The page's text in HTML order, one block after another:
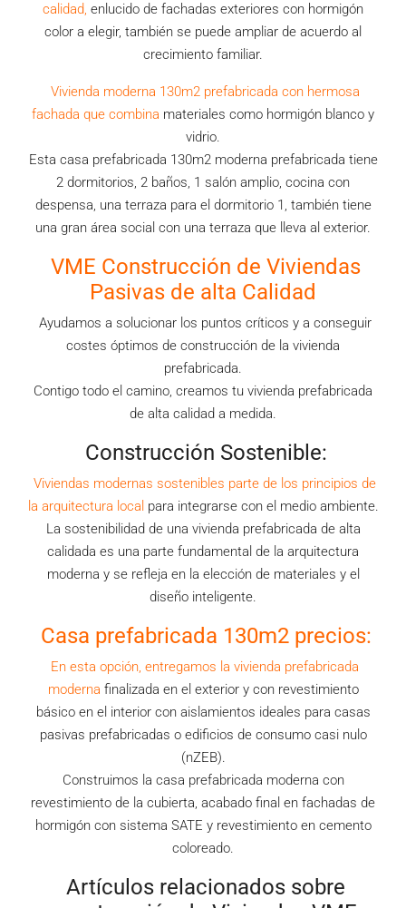
calidad, enlucido de fachadas exteriores con hormigón
color a elegir, también se puede ampliar de acuerdo al
crecimiento familiar.
Vivienda moderna 130m2 prefabricada con hermosa
fachada que combina materiales como hormigón blanco y
vidrio.
Esta casa prefabricada 130m2 moderna prefabricada tiene
2 dormitorios, 2 baños, 1 salón amplio, cocina con
despensa, una terraza para el dormitorio 1, también tiene
una gran área social con una terraza que lleva al exterior.
VME Construcción de Viviendas
Pasivas de alta Calidad
Ayudamos a solucionar los puntos críticos y a conseguir
costes óptimos de construcción de la vivienda
prefabricada.
Contigo todo el camino, creamos tu vivienda prefabricada
de alta calidad a medida.
Construcción Sostenible:
Viviendas modernas sostenibles parte de los principios de
la arquitectura local para integrarse con el medio ambiente.
La sostenibilidad de una vivienda prefabricada de alta
calidada es una parte fundamental de la arquitectura
moderna y se refleja en la elección de materiales y el
diseño inteligente.
Casa prefabricada 130m2 precios:
En esta opción, entregamos la vivienda prefabricada
moderna finalizada en el exterior y con revestimiento
básico en el interior con aislamientos ideales para casas
pasivas prefabricadas o edificios de consumo casi nulo
(nZEB).
Construimos la casa prefabricada moderna con
revestimiento de la cubierta, acabado final en fachadas de
hormigón con sistema SATE y revestimiento en cemento
coloreado.
Artículos relacionados sobre